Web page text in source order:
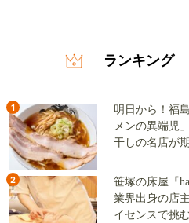
ランキング
1
明日から！福
メンの異端児
干しの名店が
2
笹塚の床屋『
業界出身の店
イセンスで挑